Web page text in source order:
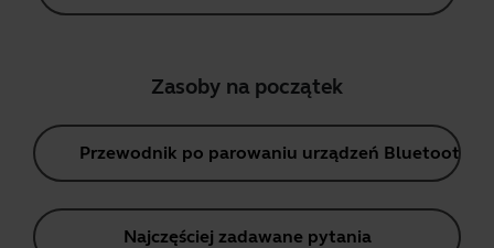
Zasoby na początek
Przewodnik po parowaniu urządzeń Bluetooth
Najczęściej zadawane pytania